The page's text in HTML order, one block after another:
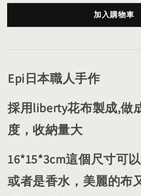
加入購物車
Epi日本職人手作
採用liberty花布製成,做
度，收納量大
16*15*3cm這個尺寸可
或者是香水，美麗的布